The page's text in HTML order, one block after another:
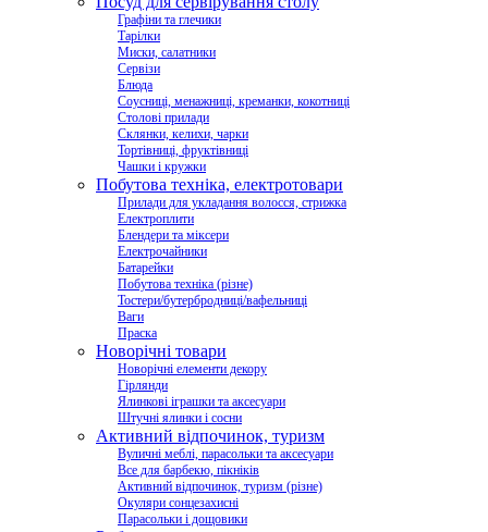
Графіни та глечики
Тарілки
Миски, салатники
Сервізи
Блюда
Соусниці, менажниці, креманки, кокотниці
Столові прилади
Склянки, келихи, чарки
Тортівниці, фруктівниці
Чашки і кружки
Побутова техніка, електротовари
Прилади для укладання волосся, стрижка
Електроплити
Блендери та міксери
Електрочайники
Батарейки
Побутова техніка (різне)
Тостери/бутербродниці/вафельниці
Ваги
Праска
Новорічні товари
Новорічні елементи декору
Гірлянди
Ялинкові іграшки та аксесуари
Штучні ялинки і сосни
Активний відпочинок, туризм
Вуличні меблі, парасольки та аксесуари
Все для барбекю, пікніків
Активний відпочинок, туризм (різне)
Окуляри сонцезахисні
Парасольки і дощовики